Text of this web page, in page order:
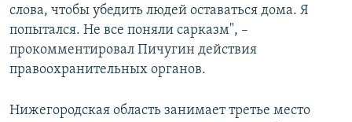
слова, чтобы убедить людей оставаться дома. Я
попытался. Не все поняли сарказм", –
прокомментировал Пичугин действия
правоохранительных органов.
Нижегородская область занимает третье место